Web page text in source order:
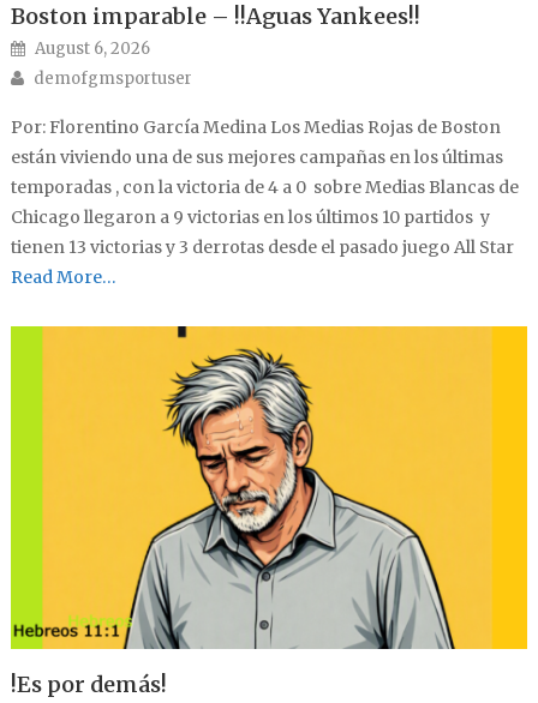
Boston imparable – !!Aguas Yankees!!
Posted on
August 6, 2026
Author
demofgmsportuser
Por: Florentino García Medina Los Medias Rojas de Boston
están viviendo una de sus mejores campañas en los últimas
temporadas , con la victoria de 4 a 0 sobre Medias Blancas de
Chicago llegaron a 9 victorias en los últimos 10 partidos y
tienen 13 victorias y 3 derrotas desde el pasado juego All Star
Read More…
!Es por demás!